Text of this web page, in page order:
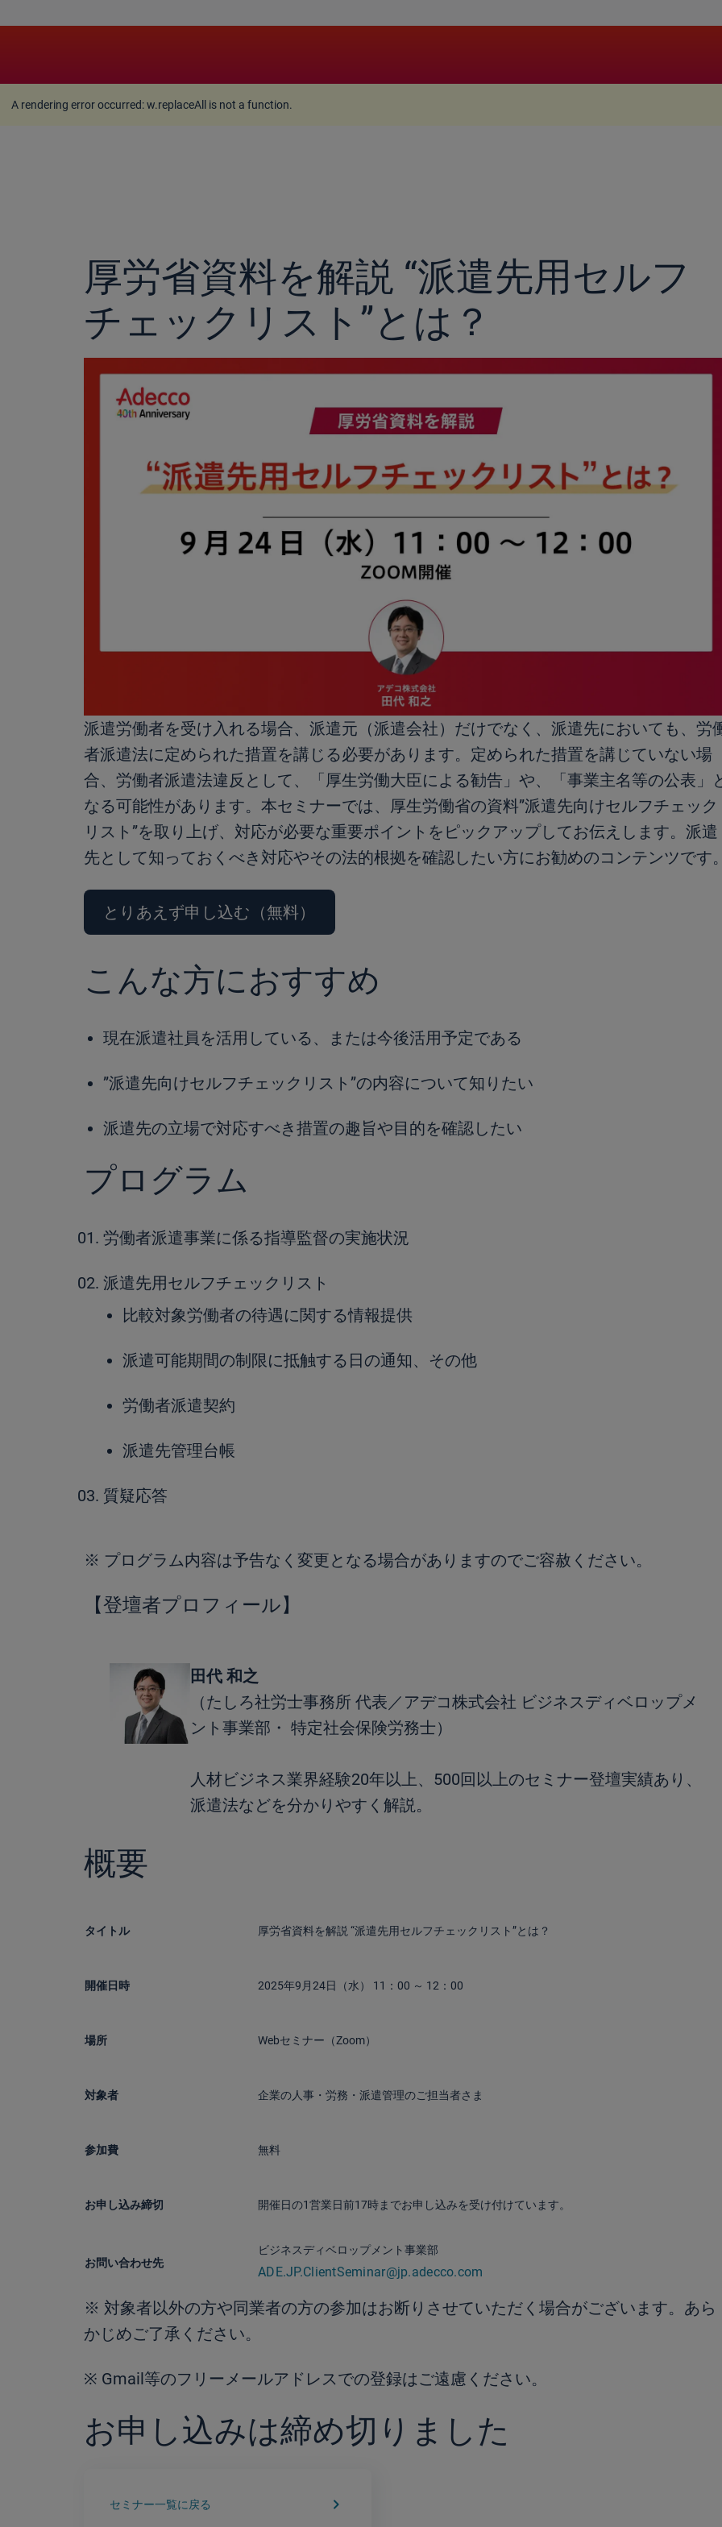
A rendering error occurred:w.replaceAll is not a function.
A rendering error occurred:w.replaceAll is not a function.
厚労省資料を解説 “派遣先用セルフ
チェックリスト”とは？
派遣労働者を受け入れる場合、派遣元（派遣会社）だけでなく、派遣先においても、労
者派遣法に定められた措置を講じる必要があります。定められた措置を講じていない場
合、労働者派遣法違反として、「厚生労働大臣による勧告」や、「事業主名等の公表」
なる可能性があります。本セミナーでは、厚生労働省の資料”派遣先向けセルフチェック
リスト”を取り上げ、対応が必要な重要ポイントをピックアップしてお伝えします。派遣
先として知っておくべき対応やその法的根拠を確認したい方にお勧めのコンテンツです。
とりあえず申し込む（無料）
こんな方におすすめ
現在派遣社員を活用している、または今後活用予定である
”派遣先向けセルフチェックリスト”の内容について知りたい
派遣先の立場で対応すべき措置の趣旨や目的を確認したい
プログラム
労働者派遣事業に係る指導監督の実施状況
派遣先用セルフチェックリスト
比較対象労働者の待遇に関する情報提供
派遣可能期間の制限に抵触する日の通知、その他
労働者派遣契約
派遣先管理台帳
質疑応答
※ プログラム内容は予告なく変更となる場合がありますのでご容赦ください。
【登壇者プロフィール】
田代 和之
（たしろ社労士事務所 代表／アデコ株式会社 ビジネスディベロップメ
ント事業部・ 特定社会保険労務士）
人材ビジネス業界経験20年以上、500回以上のセミナー登壇実績あり、
派遣法などを分かりやすく解説。
概要
タイトル 厚労省資料を解説 “派遣先用セルフチェックリスト”とは？
開催日時 2025年9月24日（水） 11：00 ～ 12：00
場所 Webセミナー（Zoom）
対象者 企業の人事・労務・派遣管理のご担当者さま
参加費 無料
お申し込み締切 開催日の1営業日前17時までお申し込みを受け付けています。
お問い合わせ先
ビジネスディベロップメント事業部
ADE.JP.ClientSeminar@jp.adecco.com
※ 対象者以外の方や同業者の方の参加はお断りさせていただく場合がございます。あら
かじめご了承ください。
※ Gmail等のフリーメールアドレスでの登録はご遠慮ください。
お申し込みは締め切りました
セミナー一覧に戻る keyboard_arrow_right